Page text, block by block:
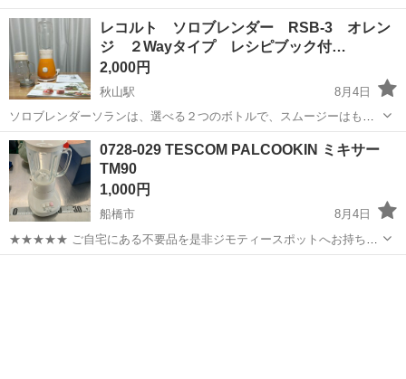
レコルト ソロブレンダー RSB-3 オレン
ジ ２Wayタイプ レシピブック付…
2,000円
秋山駅
8月4日
ソロブレンダーソランは、選べる２つのボトルで、スムージーはもち
ろん、スープやドレッシング、ソースなど さまざまなメニューが楽し
めます♪ 軽くて丈夫な「トライタン製ボトル」で 毎朝作りたてのスム
ージーを飲んだり、オフィ...
千葉 松戸市
0728-029 TESCOM PALCOOKIN ミキサー
TM90
1,000円
船橋市
8月4日
★★★★★ ご自宅にある不要品を是非ジモティースポットへお持ち込
みしませんか？ 家電、趣味・スポーツ・レジャー用品、こども用品、